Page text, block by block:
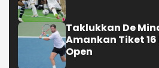
Taklukkan De
Amankan Tiket
Open